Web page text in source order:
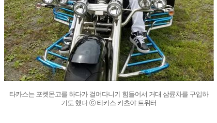
타카스는 포켓몬고를 하다가 걸어다니기 힘들어서 거대 삼륜차를 구입하
기도 했다 ⓒ 타카스 카츠야 트위터